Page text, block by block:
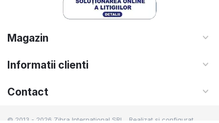
Magazin
Informatii clienti
Contact
© 2013 - 2026 Zibra International SRL. Realizat si configurat